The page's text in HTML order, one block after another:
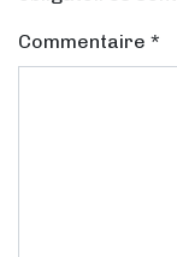
Commentaire *